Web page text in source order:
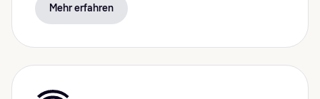
Mehr erfahren